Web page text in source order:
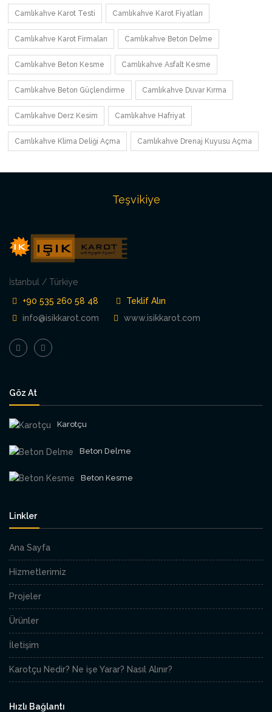
Camlıkahve Karot Testi Camlıkahve Karot Fiyatları
Camlıkahve Karot Firmaları Camlıkahve Beton Delme
Camlıkahve Beton Kesme Camlıkahve Asfalt Kesme
Camlıkahve Beton Güçlendirme Camlıkahve Duvar Kırma
Camlıkahve Derz Kesim Camlıkahve Hafriyat
Camlıkahve Klima Deliği Açma Camlıkahve Drenaj Kuyusu Açma
Teşvikiye
İstanbul / Türkiye
+90 535 260 58 48
Teklif Alın
info@isikkarot.com
www.isikkarot.com
Göz At
Karotçu
Beton Delme
Beton Kesme
Linkler
Ana Sayfa
Hizmetlerimiz
Projeler
Ürünler
İletişim
Karotçu Nedir? Ne işe Yarar? Nasıl Alınır?
Hızlı Bağlantı